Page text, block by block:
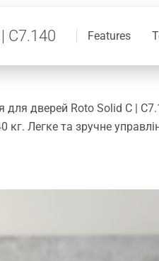
C7.140 Features
для дверей Roto Solid C |
кг. Легке та зручне